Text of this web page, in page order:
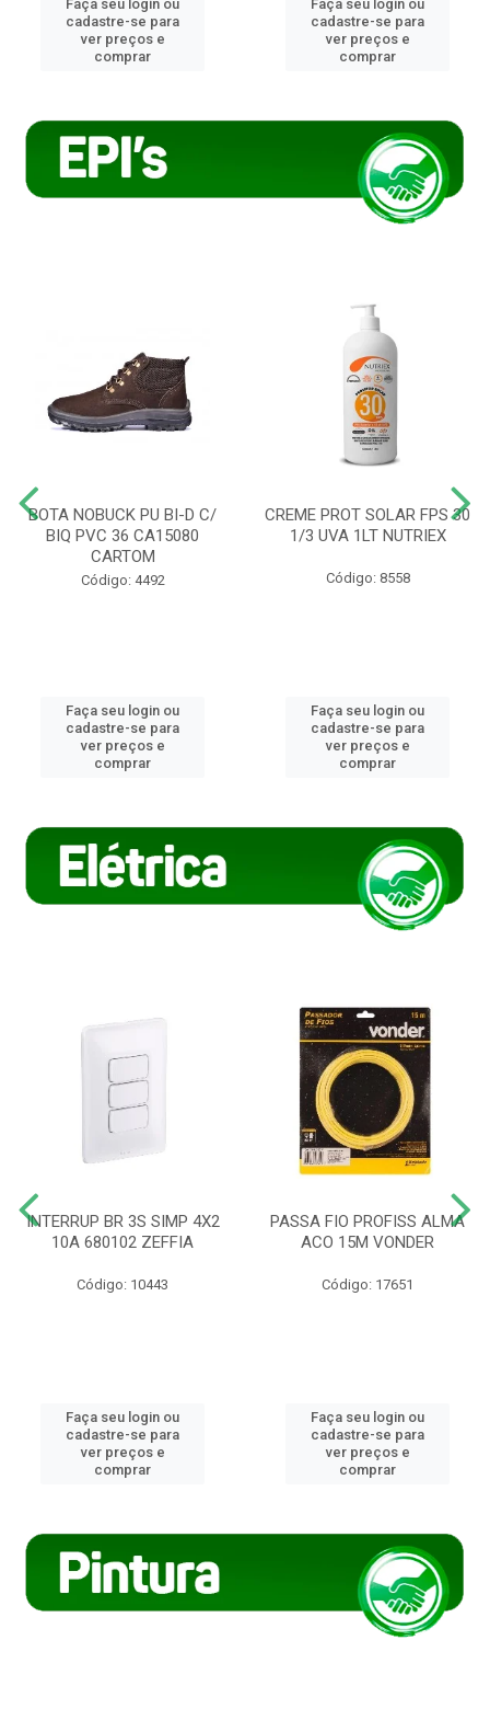
Faça seu login ou
cadastre-se para
ver preços e
comprar
Faça seu login ou
cadastre-se para
ver preços e
comprar
BOTA NOBUCK PU BI-D C/
BIQ PVC 36 CA15080
CARTOM
Código: 4492
Faça seu login ou
cadastre-se para
ver preços e
comprar
CREME PROT SOLAR FPS 30
1/3 UVA 1LT NUTRIEX
Código: 8558
Faça seu login ou
cadastre-se para
ver preços e
comprar
INTERRUP BR 3S SIMP 4X2
10A 680102 ZEFFIA
Código: 10443
Faça seu login ou
cadastre-se para
ver preços e
comprar
PASSA FIO PROFISS ALMA
ACO 15M VONDER
Código: 17651
Faça seu login ou
cadastre-se para
ver preços e
comprar